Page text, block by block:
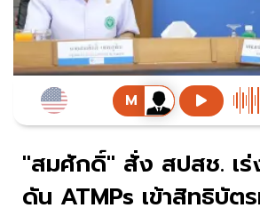
"สมศักดิ์" สั่ง สปสช. เ
ดัน ATMPs เข้าสิทธิบัต